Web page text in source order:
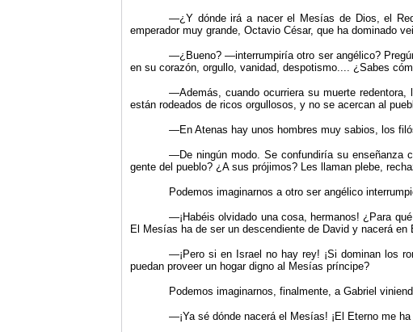
—¿Y dónde irá a nacer el Mesías de Dios, el
emperador muy grande, Octavio César, que ha dominado
—¿Bueno? —interrumpiría otro ser angélico?
en su corazón, orgullo, vanidad, despotismo.... ¿Sabes
—Además, cuando ocurriera su muerte
están rodeados de ricos orgullosos, y no se acercan al
—En Atenas hay unos hombres muy sabios, los
—De ningún modo. Se confundiría su enseñanza
gente del pueblo? ¿A sus prójimos? Les llaman plebe,
Podemos imaginarnos a otro ser angélico
—¡Habéis olvidado una cosa, hermanos! ¿Para
El Mesías ha de ser un descendiente de David y nacerá
—¡Pero si en Israel no hay rey! ¡Si dominan los
puedan pro­veer un hogar digno al Mesías príncipe?
Podemos imaginarnos, finalmente, a Gabriel
—¡Ya sé dónde nacerá el Mesías! ¡El Eterno me